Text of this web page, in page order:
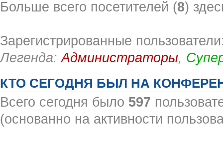
Больше всего посетителей (8)
Зарегистрированные
Легенда:Администраторы,
КТО СЕГОДНЯ БЫЛ НА
Всего сегодня было 597
(основанно на активности